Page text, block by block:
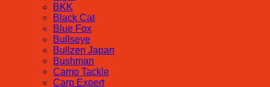
BKK
Black Cat
Blue Fox
Bullseye
Bullzen Japan
Bushman
Camo Tackle
Carp Expert